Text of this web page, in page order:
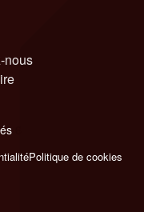
nous
Politique de cookies